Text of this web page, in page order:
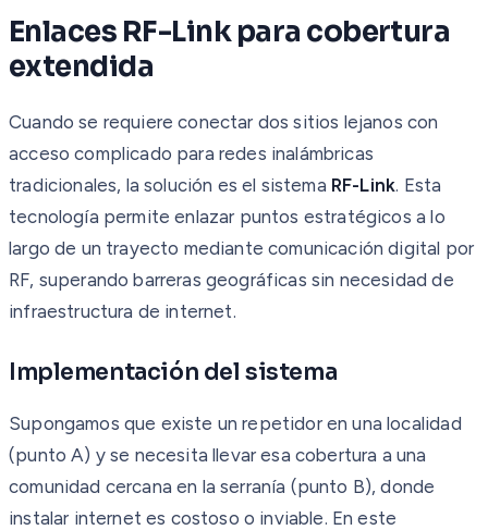
Enlaces RF-Link para cobertura
extendida
Cuando se requiere conectar dos sitios lejanos con
acceso complicado para redes inalámbricas
tradicionales, la solución es el sistema RF-Link. Esta
tecnología permite enlazar puntos estratégicos a lo
largo de un trayecto mediante comunicación digital por
RF, superando barreras geográficas sin necesidad de
infraestructura de internet.
Implementación del sistema
Supongamos que existe un repetidor en una localidad
(punto A) y se necesita llevar esa cobertura a una
comunidad cercana en la serranía (punto B), donde
instalar internet es costoso o inviable. En este